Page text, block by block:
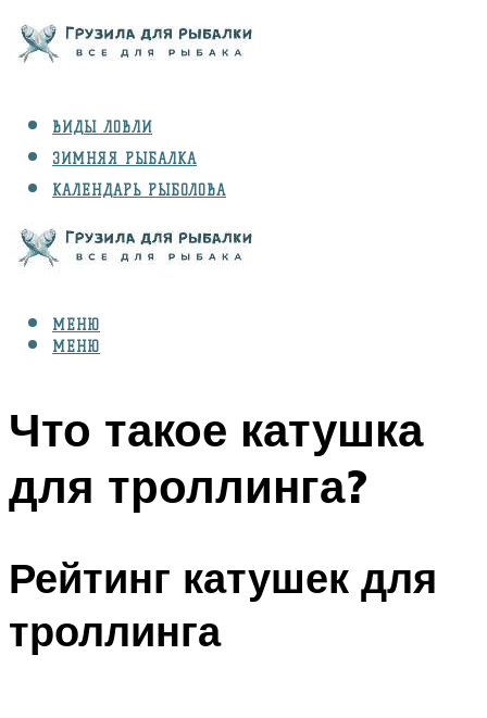
ВИДЫ ЛОВЛИ
ЗИМНЯЯ РЫБАЛКА
КАЛЕНДАРЬ РЫБОЛОВА
СНАРЯЖЕНИЕ
МЕНЮ
МЕНЮ
Что такое катушка
для троллинга?
Рейтинг катушек для
троллинга